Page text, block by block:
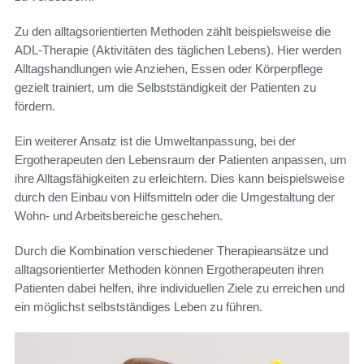
Zu den alltagsorientierten Methoden zählt beispielsweise die
ADL-Therapie (Aktivitäten des täglichen Lebens). Hier werden
Alltagshandlungen wie Anziehen, Essen oder Körperpflege
gezielt trainiert, um die Selbstständigkeit der Patienten zu
fördern.
Ein weiterer Ansatz ist die Umweltanpassung, bei der
Ergotherapeuten den Lebensraum der Patienten anpassen, um
ihre Alltagsfähigkeiten zu erleichtern. Dies kann beispielsweise
durch den Einbau von Hilfsmitteln oder die Umgestaltung der
Wohn- und Arbeitsbereiche geschehen.
Durch die Kombination verschiedener Therapieansätze und
alltagsorientierter Methoden können Ergotherapeuten ihren
Patienten dabei helfen, ihre individuellen Ziele zu erreichen und
ein möglichst selbstständiges Leben zu führen.